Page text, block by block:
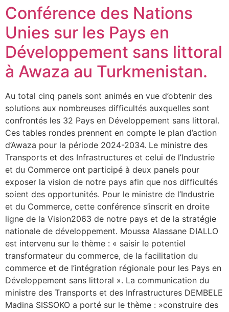
Conférence des Nations
Unies sur les Pays en
Développement sans littoral
à Awaza au Turkmenistan.
Au total cinq panels sont animés en vue d’obtenir des
solutions aux nombreuses difficultés auxquelles sont
confrontés les 32 Pays en Développement sans littoral.
Ces tables rondes prennent en compte le plan d’action
d’Awaza pour la période 2024-2034. Le ministre des
Transports et des Infrastructures et celui de l’Industrie
et du Commerce ont participé à deux panels pour
exposer la vision de notre pays afin que nos difficultés
soient des opportunités. Pour le ministre de l’Industrie
et du Commerce, cette conférence s’inscrit en droite
ligne de la Vision2063 de notre pays et de la stratégie
nationale de développement. Moussa Alassane DIALLO
est intervenu sur le thème : « saisir le potentiel
transformateur du commerce, de la facilitation du
commerce et de l’intégration régionale pour les Pays en
Développement sans littoral ». La communication du
ministre des Transports et des Infrastructures DEMBELE
Madina SISSOKO a porté sur le thème : »construire des